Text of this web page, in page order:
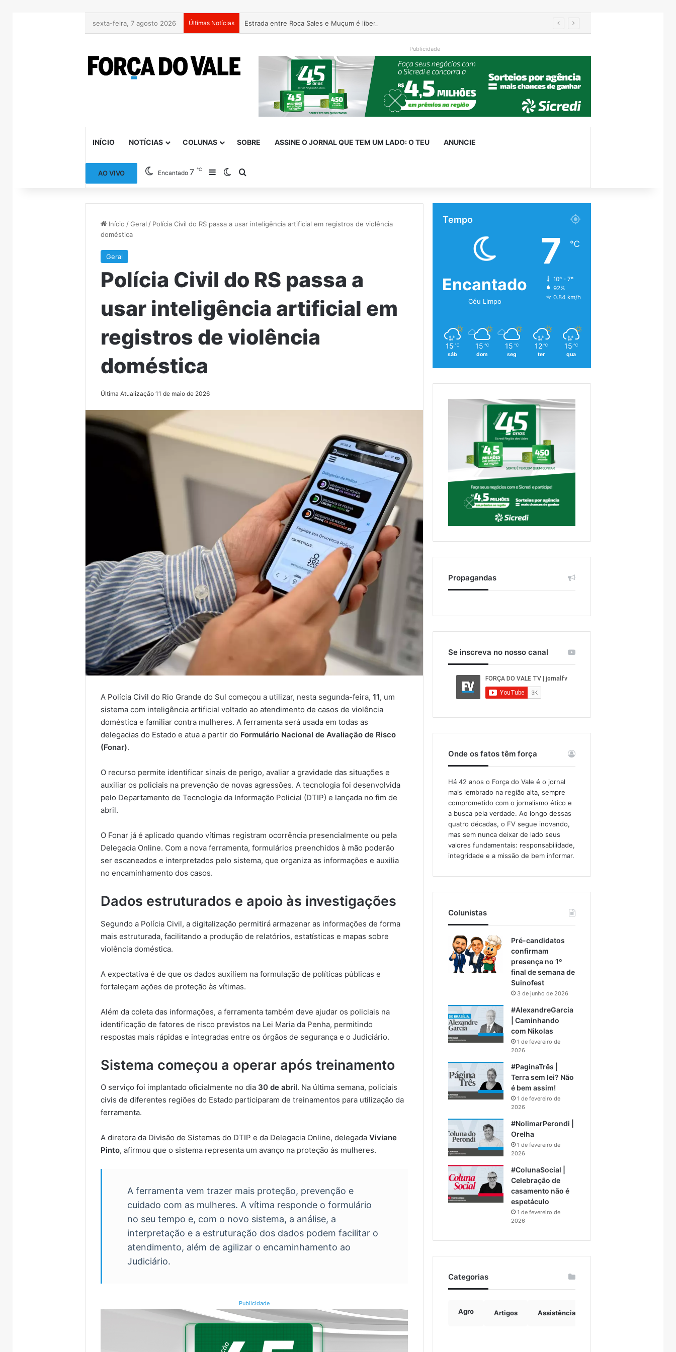
sexta-feira, 7 agosto 2026 Últimas Notícias Estrada entre Roca Sales e Muçum é liberada após serviços de manutenção
Publicidade
INÍCIO NOTÍCIAS COLUNAS SOBRE ASSINE O JORNAL QUE TEM UM LADO: O TEU ANUNCIE
AO VIVO Encantado 7℃ Barra Lateral
Switch skin
Início / Geral / Polícia Civil do RS passa a usar inteligência artificial em registros de violência
doméstica
Geral
Polícia Civil do RS passa a
usar inteligência artificial em
registros de violência
doméstica
Última Atualização 11 de maio de 2026
A Polícia Civil do Rio Grande do Sul começou a utilizar, nesta segunda-feira,11, um
sistema com inteligência artificial voltado ao atendimento de casos de violência
doméstica e familiar contra mulheres. A ferramenta será usada em todas as
delegacias do Estado e atua a partir do Formulário Nacional de Avaliação de Risco
(Fonar).
O recurso permite identificar sinais de perigo, avaliar a gravidade das situações e
auxiliar os policiais na prevenção de novas agressões. A tecnologia foi desenvolvida
pelo Departamento de Tecnologia da Informação Policial (DTIP) e lançada no fim de
abril.
O Fonar já é aplicado quando vítimas registram ocorrência presencialmente ou pela
Delegacia Online. Com a nova ferramenta, formulários preenchidos à mão poderão
ser escaneados e interpretados pelo sistema, que organiza as informações e auxilia
no encaminhamento dos casos.
Dados estruturados e apoio às investigações
Segundo a Polícia Civil, a digitalização permitirá armazenar as informações de forma
mais estruturada, facilitando a produção de relatórios, estatísticas e mapas sobre
violência doméstica.
A expectativa é de que os dados auxiliem na formulação de políticas públicas e
fortaleçam ações de proteção às vítimas.
Além da coleta das informações, a ferramenta também deve ajudar os policiais na
identificação de fatores de risco previstos na Lei Maria da Penha, permitindo
respostas mais rápidas e integradas entre os órgãos de segurança e o Judiciário.
Sistema começou a operar após treinamento
O serviço foi implantado oficialmente no dia 30 de abril. Na última semana, policiais
civis de diferentes regiões do Estado participaram de treinamentos para utilização da
ferramenta.
A diretora da Divisão de Sistemas do DTIP e da Delegacia Online, delegadaViviane
Pinto, afirmou que o sistema representa um avanço na proteção às mulheres.
A ferramenta vem trazer mais proteção, prevenção e
cuidado com as mulheres. A vítima responde o formulário
no seu tempo e, com o novo sistema, a análise, a
interpretação e a estruturação dos dados podem facilitar o
atendimento, além de agilizar o encaminhamento ao
Judiciário.
Publicidade
Tempo
Encantado
Céu Limpo
7 ℃
10º - 7º
92%
0.84 km/h
15 ℃
sáb
15 ℃
dom
15 ℃
seg
12 ℃
ter
15 ℃
qua
Propagandas
Se inscreva no nosso canal
Onde os fatos têm força
Há 42 anos o Força do Vale é o jornal
mais lembrado na região alta, sempre
comprometido com o jornalismo ético e
a busca pela verdade. Ao longo dessas
quatro décadas, o FV segue inovando,
mas sem nunca deixar de lado seus
valores fundamentais: responsabilidade,
integridade e a missão de bem informar.​
Colunistas
Pré-candidatos
confirmam
presença no 1º
final de semana de
Suinofest
3 de junho de 2026
#AlexandreGarcia
| Caminhando
com Nikolas
1 de fevereiro de
2026
#PaginaTrês |
Terra sem lei? Não
é bem assim!
1 de fevereiro de
2026
#NolimarPerondi |
Orelha
1 de fevereiro de
2026
#ColunaSocial |
Celebração de
casamento não é
espetáculo
1 de fevereiro de
2026
Categorias
Agro Artigos Assistência Social